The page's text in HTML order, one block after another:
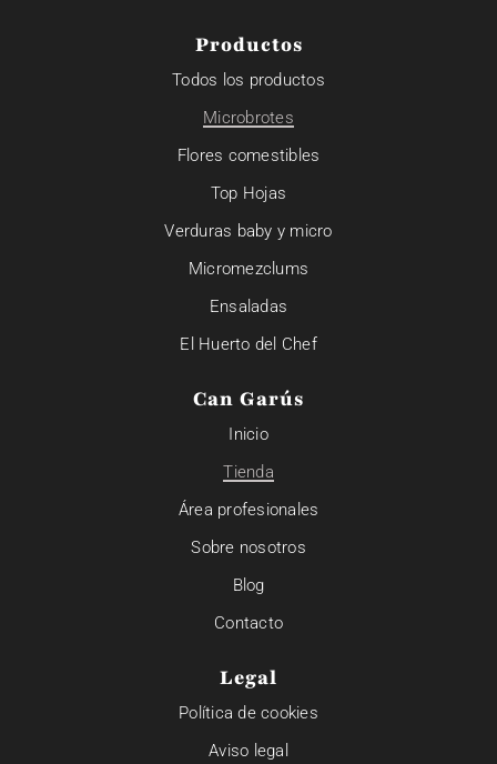
Productos
Todos los productos
Microbrotes
Flores comestibles
Top Hojas
Verduras baby y micro
Micromezclums
Ensaladas
El Huerto del Chef
Can Garús
Inicio
Tienda
Área profesionales
Sobre nosotros
Blog
Contacto
Legal
Política de cookies
Aviso legal